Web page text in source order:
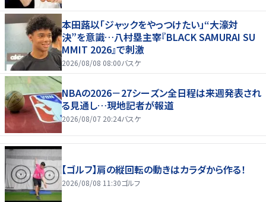
本田蕗以「ジャックをやっつけたい」“大濠対
決”を意識…八村塁主宰『BLACK SAMURAI SU
MMIT 2026』で刺激
2026/08/08 08:00バスケ
NBAの2026－27シーズン全日程は来週発表され
る見通し…現地記者が報道
2026/08/07 20:24バスケ
【ゴルフ】肩の縦回転の動きはカラダから作る！
2026/08/08 11:30ゴルフ